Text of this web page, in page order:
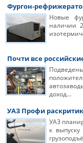
Фургон-
Новые
наличии
Почти все
доход…
УАЗ Профи
УАЗ
к